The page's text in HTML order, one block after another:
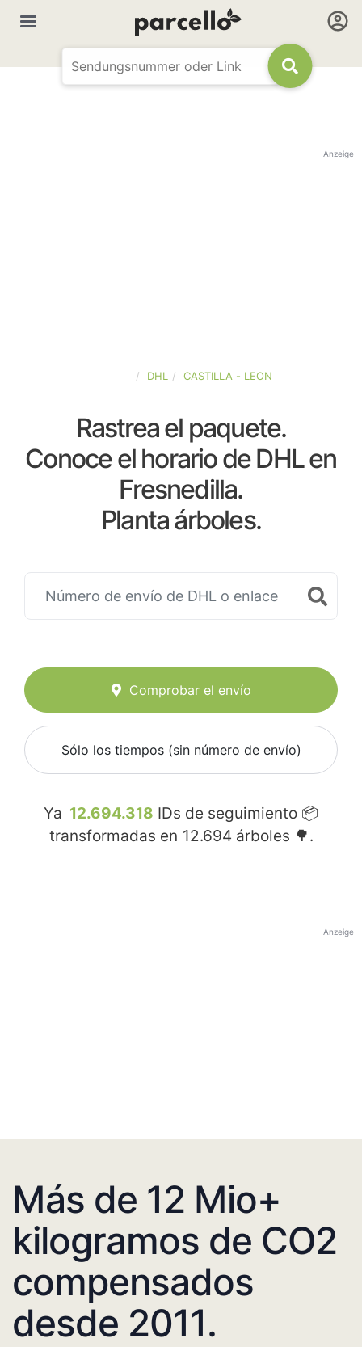
Anzeige
DHL CASTILLA - LEON
Rastrea el paquete.
Conoce el horario de DHL en
Fresnedilla.
Planta árboles.
Comprobar el envío
Sólo los tiempos (sin número de envío)
Ya 12.694.318 IDs de seguimiento 📦
transformadas en 12.694 árboles 🌳.
Anzeige
Más de 12 Mio+
kilogramos de CO2
compensados
desde 2011.